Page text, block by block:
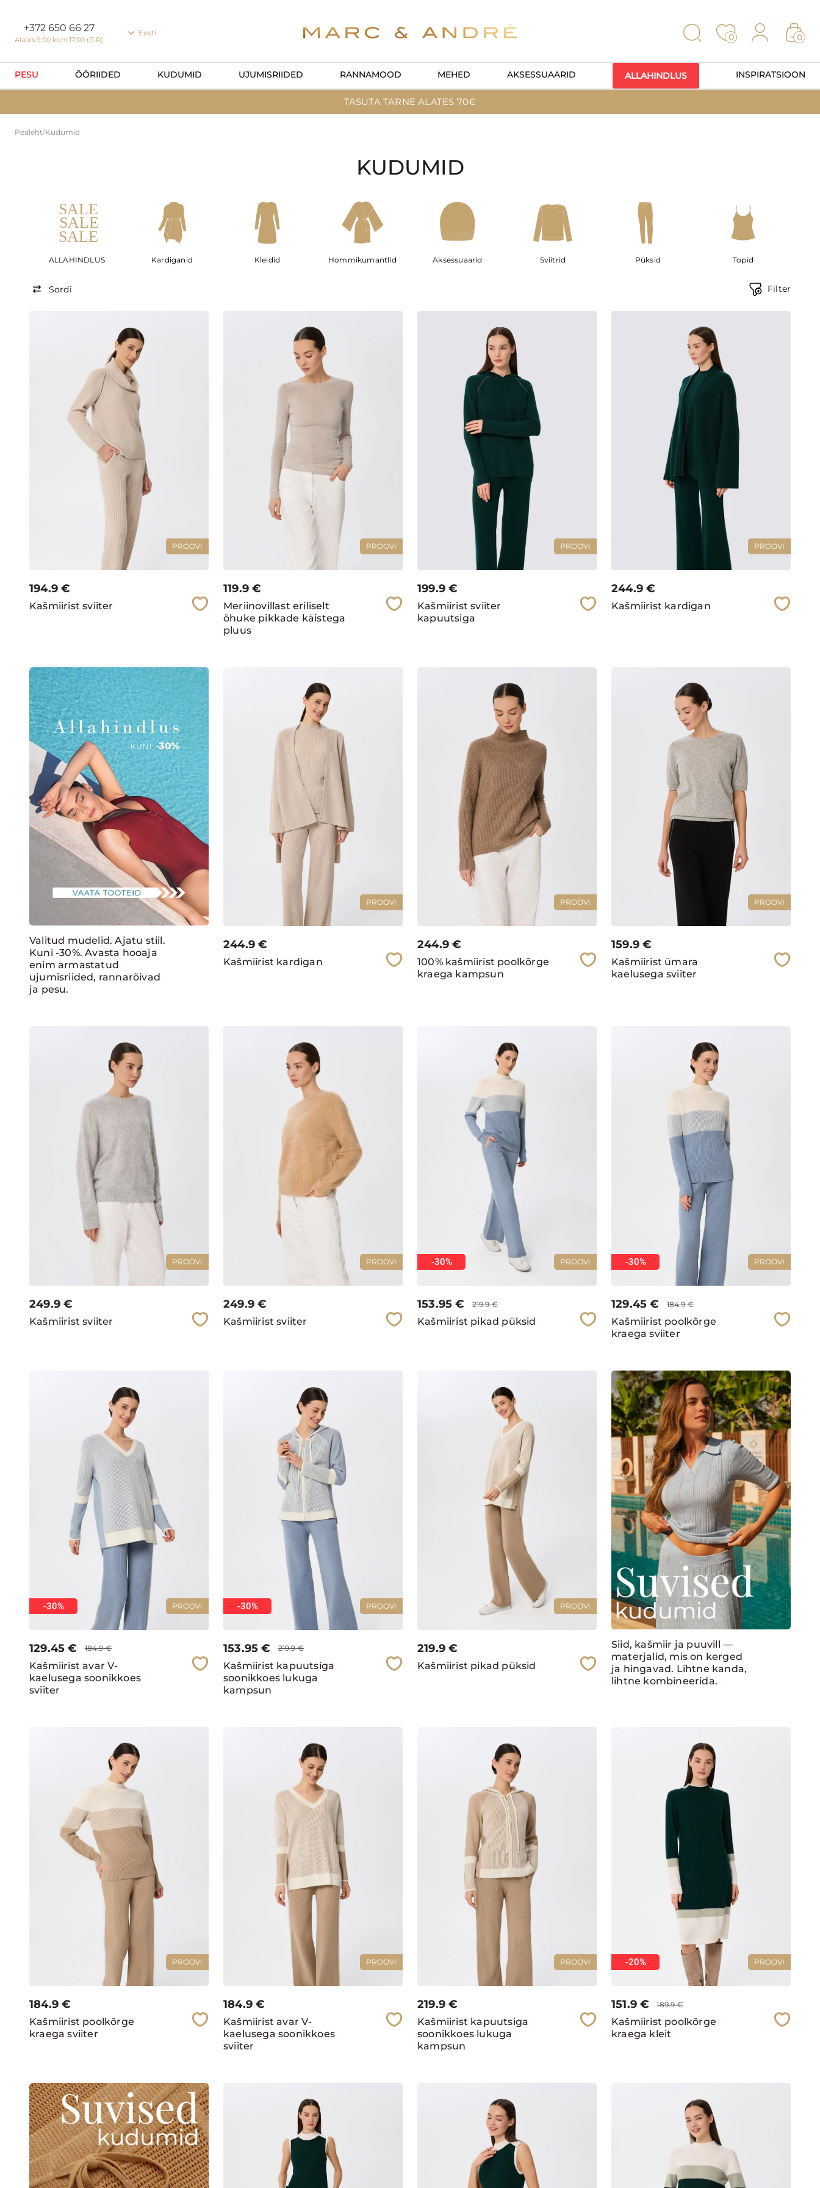
+372 650 66 27
Alates 9:00 kuni 17:00 (E-R)
Eesti 0 0
PESU ÖÖRIIDED KUDUMID UJUMISRIIDED RANNAMOOD MEHED AKSESSUAARID ALLAHINDLUS INSPIRATSIOON
TASUTA TARNE ALATES 70€
Pealeht/Kudumid
KUDUMID
ALLAHINDLUS Kardiganid Kleidid Hommikumantlid Aksessuaarid Sviitrid Püksid Topid
Sordi Filter
PROOVI
194.9 €
Kašmiirist sviiter
PROOVI
119.9 €
Meriinovillast eriliselt
õhuke pikkade käistega
pluus
PROOVI
199.9 €
Kašmiirist sviiter
kapuutsiga
PROOVI
244.9 €
Kašmiirist kardigan
Valitud mudelid. Ajatu stiil.
Kuni -30%. Avasta hooaja
enim armastatud
ujumisriided, rannarõivad
ja pesu.
PROOVI
244.9 €
Kašmiirist kardigan
PROOVI
244.9 €
100% kašmiirist poolkõrge
kraega kampsun
PROOVI
159.9 €
Kašmiirist ümara
kaelusega sviiter
PROOVI
249.9 €
Kašmiirist sviiter
PROOVI
249.9 €
Kašmiirist sviiter
PROOVI
-30%
153.95 € 219.9 €
Kašmiirist pikad püksid
PROOVI
-30%
129.45 € 184.9 €
Kašmiirist poolkõrge
kraega sviiter
PROOVI
-30%
129.45 € 184.9 €
Kašmiirist avar V-
kaelusega soonikkoes
sviiter
PROOVI
-30%
153.95 € 219.9 €
Kašmiirist kapuutsiga
soonikkoes lukuga
kampsun
PROOVI
219.9 €
Kašmiirist pikad püksid
Siid, kašmiir ja puuvill —
materjalid, mis on kerged
ja hingavad. Lihtne kanda,
lihtne kombineerida.
PROOVI
184.9 €
Kašmiirist poolkõrge
kraega sviiter
PROOVI
184.9 €
Kašmiirist avar V-
kaelusega soonikkoes
sviiter
PROOVI
219.9 €
Kašmiirist kapuutsiga
soonikkoes lukuga
kampsun
PROOVI
-20%
151.9 € 189.9 €
Kašmiirist poolkõrge
kraega kleit